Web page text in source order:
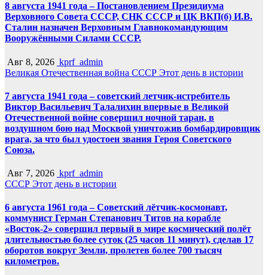
8 августа 1941 года – Постановлением Президиума
Верховного Совета СССР, СНК СССР и ЦК ВКП(б) И.В.
Сталин назначен Верховным Главнокомандующим
Вооружёнными Силами СССР.
Авг 8, 2026 kprf_admin
Великая Отечественная война СССР Этот день в истории
7 августа 1941 года – советский летчик-истребитель
Виктор Васильевич Талалихин впервые в Великой
Отечественной войне совершил ночной таран, в
воздушном бою над Москвой уничтожив бомбардировщик
врага, за что был удостоен звания Героя Советского
Союза.
Авг 7, 2026 kprf_admin
СССР Этот день в истории
6 августа 1961 года – Советский лётчик-космонавт,
коммунист Герман Степанович Титов на корабле
«Восток-2» совершил первый в мире космический полёт
длительностью более суток (25 часов 11 минут), сделав 17
оборотов вокруг Земли, пролетев более 700 тысяч
километров.